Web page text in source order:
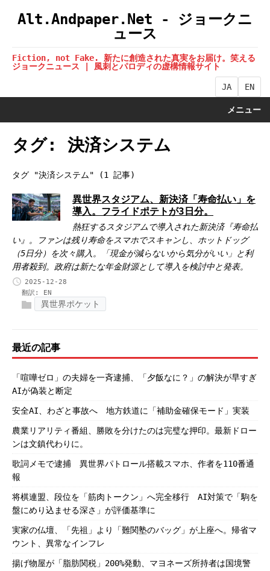
Alt.Andpaper.Net - ジョークニ
ュース
Fiction, not Fake. 新たに創造された真実をお届け。笑える
ジョークニュース | 風刺とパロディの虚構情報サイト
JA EN
メニュー
タグ: 決済システム
タグ "決済システム" (1 記事)
異世界スタジアム、新決済「寿命払い」を
導入。フライドポテトが3日分。
熱狂するスタジアムで導入された新決済『寿命払
い』。ファンは残り寿命をスマホでスキャンし、ホットドッグ
（5日分）を次々購入。「現金が減らないから気分がいい」と利
用者殺到。政府は新たな年金財源として導入を検討中と発表。
2025-12-28
翻訳: EN
異世界ポケット
最近の記事
「喧嘩ゼロ」の夫婦を一斉逮捕、「夕飯なに？」の解決が早すぎ
AIが偽装と断定
安全AI、わざと事故へ 地方鉄道に「補助金確保モード」実装
農業リアリティ番組、勝敗を分けたのは完璧な押印。最新ドロー
ンは文鎮代わりに。
歌詞メモで逮捕 異世界パトロール搭載スマホ、作者を110番通
報
将棋連盟、段位を「筋肉トークン」へ完全移行 AI対策で「駒を
盤にめり込ませる深さ」が評価基準に
実家の仏壇、「先祖」より「難関塾のバッグ」が上座へ。帰省マ
ウント、異常なインフレ
揚げ物屋が「脂肪関税」200%発動、マヨネーズ所持者は国境警